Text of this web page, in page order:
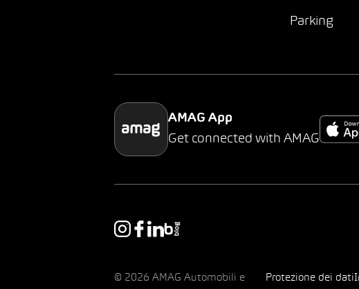
Parking
AMAG App
Get connected with AMAG
© 2026 AMAG Automobili e Protezione dei dati